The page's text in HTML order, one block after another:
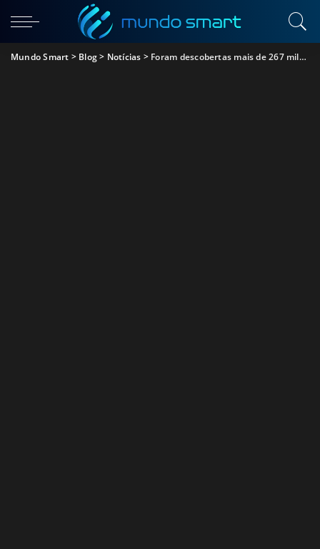
Mundo Smart > Blog> Notícias > Foram descobertas mais de 267 milhões de contas do Facebook à venda na Dark Web